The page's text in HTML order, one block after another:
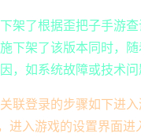
架了根据歪把子手游
下架了该版本同时，
，如系统故障或技术
联登录的步骤如下进
进入游戏的设置界面